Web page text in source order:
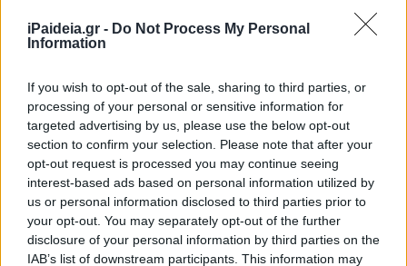
iPaideia.gr - Do Not Process My Personal
Information
If you wish to opt-out of the sale, sharing to third parties, or
processing of your personal or sensitive information for
targeted advertising by us, please use the below opt-out
section to confirm your selection. Please note that after your
opt-out request is processed you may continue seeing
interest-based ads based on personal information utilized by
us or personal information disclosed to third parties prior to
your opt-out. You may separately opt-out of the further
disclosure of your personal information by third parties on the
IAB’s list of downstream participants. This information may